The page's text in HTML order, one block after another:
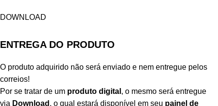
DOWNLOAD
ENTREGA DO PRODUTO
O produto adquirido não será enviado e nem entregue pelos
correios!
Por se tratar de um produto digital , o mesmo será entregue
via Download , o qual estará disponível em seu painel de